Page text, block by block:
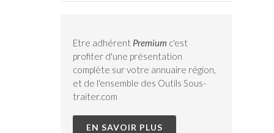
Etre adhérent Premium c'est
profiter d'une présentation
complète sur votre annuaire région,
et de l'ensemble des Outils Sous-
traiter.com
EN SAVOIR PLUS